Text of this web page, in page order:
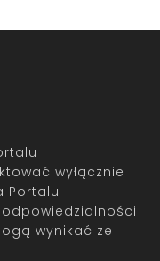
wyłącznie
Portalu
wynikać ze